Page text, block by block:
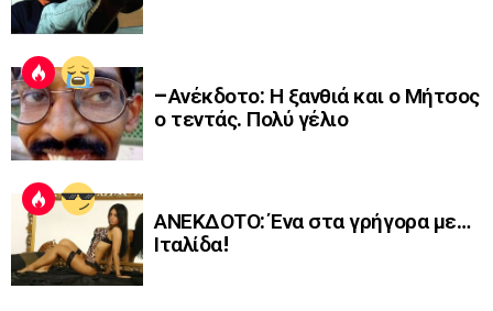
–Ανέκδοτο: Η ξανθιά και ο Μήτσος
ο τεντάς. Πολύ γέλιο
ΑΝΕΚΔΟΤΟ: Ένα στα γρήγορα με…
Ιταλίδα!